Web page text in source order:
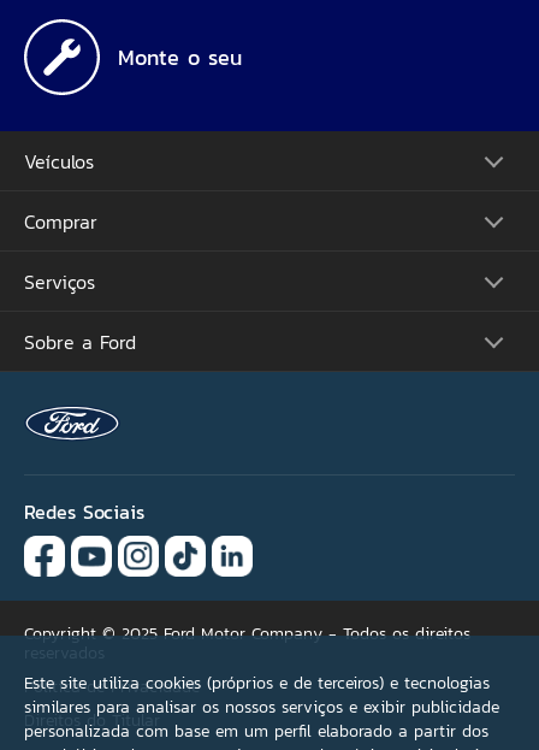
Monte o seu
Este site utiliza cookies (próprios e de terceiros) e tecnologias
similares para analisar os nossos serviços e exibir publicidade
personalizada com base em um perfil elaborado a partir dos
Veículos
Picapes
Suvs
Performance
Comprar
Monte o Seu
Ofertas
Concessionárias
Acessórios Ford
Serviços Financeiros
Simule seu Financiamento
Plano Ford Sempre
Serviços
Atualização Sync
Proprietários
Recall
Ford Protect
Revisão Preço Fixo Ford
Agende seu Serviço
Garantia
Quick Lane®
Sobre a Ford
Carreiras
Programa de Estágio
Ford Global
Notícias
Fale Conosco
Redes Sociais
Copyright © 2025 Ford Motor Company - Todos os direitos
Política de Privacidade
Direitos do Titular